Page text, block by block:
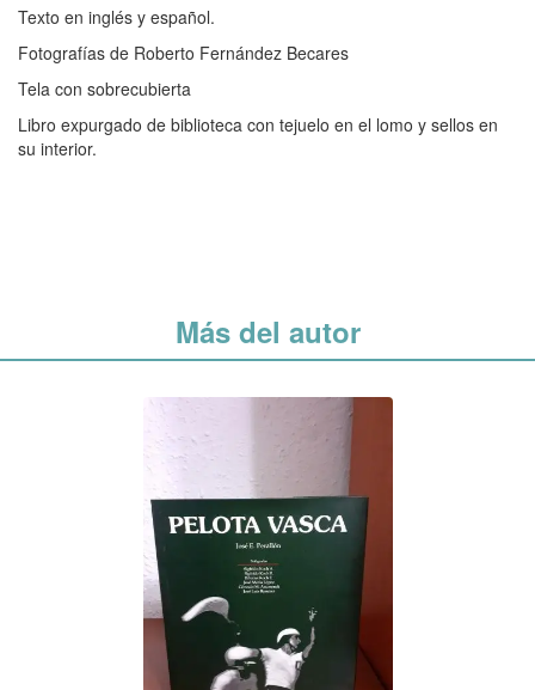
Texto en inglés y español.
Fotografías de Roberto Fernández Becares
Tela con sobrecubierta
Libro expurgado de biblioteca con tejuelo en el lomo y sellos en
su interior.
Más del autor